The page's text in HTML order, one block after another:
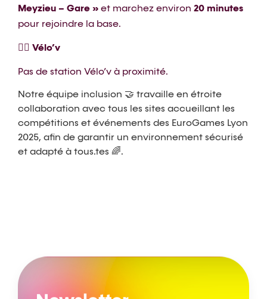
Meyzieu – Gare » et marchez environ 20 minutes
pour rejoindre la base.
🚴‍♀️ Vélo’v
Pas de station Vélo’v à proximité.
Notre équipe inclusion 🤝 travaille en étroite
collaboration avec tous les sites accueillant les
compétitions et événements des EuroGames Lyon
2025, afin de garantir un environnement sécurisé
et adapté à tous.tes 🌈.